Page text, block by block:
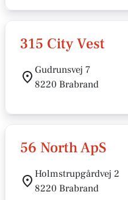
315 City Vest
Gudrunsvej 7
8220 Brabrand
56 North ApS
Holmstrupgårdvej 2
8220 Brabrand